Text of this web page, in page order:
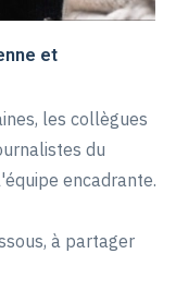
et
les collègues
du
encadrante.
à partager